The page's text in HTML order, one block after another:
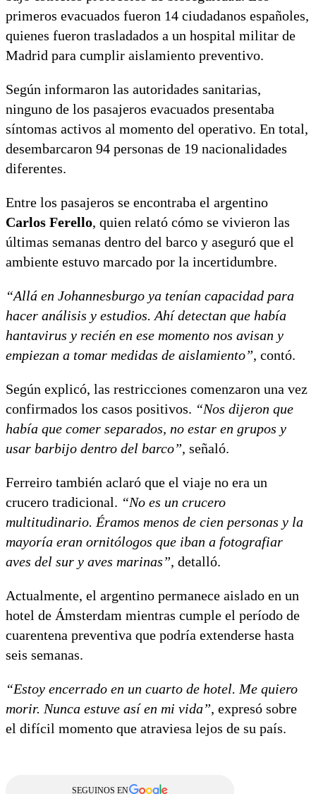
primeros evacuados fueron 14 ciudadanos españoles,
quienes fueron trasladados a un hospital militar de
Madrid para cumplir aislamiento preventivo.
Según informaron las autoridades sanitarias,
ninguno de los pasajeros evacuados presentaba
síntomas activos al momento del operativo. En total,
desembarcaron 94 personas de 19 nacionalidades
diferentes.
Entre los pasajeros se encontraba el argentino
Carlos Ferello, quien relató cómo se vivieron las
últimas semanas dentro del barco y aseguró que el
ambiente estuvo marcado por la incertidumbre.
“Allá en Johannesburgo ya tenían capacidad para
hacer análisis y estudios. Ahí detectan que había
hantavirus y recién en ese momento nos avisan y
empiezan a tomar medidas de aislamiento”, contó.
Según explicó, las restricciones comenzaron una vez
confirmados los casos positivos. “Nos dijeron que
había que comer separados, no estar en grupos y
usar barbijo dentro del barco”, señaló.
Ferreiro también aclaró que el viaje no era un
crucero tradicional. “No es un crucero
multitudinario. Éramos menos de cien personas y la
mayoría eran ornitólogos que iban a fotografiar
aves del sur y aves marinas”, detalló.
Actualmente, el argentino permanece aislado en un
hotel de Ámsterdam mientras cumple el período de
cuarentena preventiva que podría extenderse hasta
seis semanas.
“Estoy encerrado en un cuarto de hotel. Me quiero
morir. Nunca estuve así en mi vida”, expresó sobre
el difícil momento que atraviesa lejos de su país.
SEGUINOS EN